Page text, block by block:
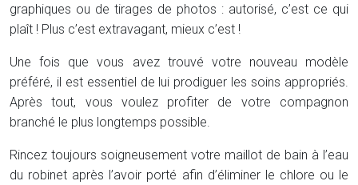
graphiques ou de tirages de photos : autorisé, c’est ce qui
plaît ! Plus c’est extravagant, mieux c’est !
Une fois que vous avez trouvé votre nouveau modèle
préféré, il est essentiel de lui prodiguer les soins appropriés.
Après tout, vous voulez profiter de votre compagnon
branché le plus longtemps possible.
Rincez toujours soigneusement votre maillot de bain à l’eau
du robinet après l’avoir porté afin d’éliminer le chlore ou le